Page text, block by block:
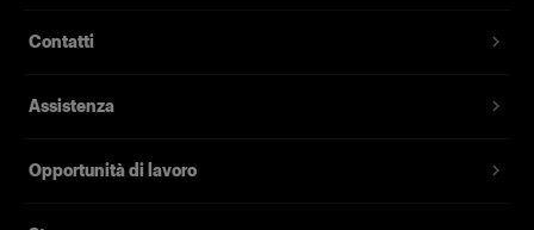
Contatti
Assistenza
Opportunità di lavoro